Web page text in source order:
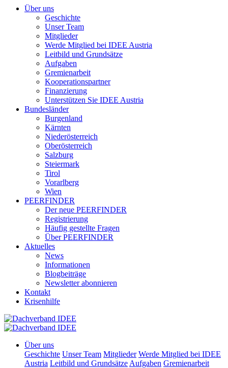
Über uns
Geschichte
Unser Team
Mitglieder
Werde Mitglied bei IDEE Austria
Leitbild und Grundsätze
Aufgaben
Gremienarbeit
Kooperationspartner
Finanzierung
Unterstützen Sie IDEE Austria
Bundesländer
Burgenland
Kärnten
Niederösterreich
Oberösterreich
Salzburg
Steiermark
Tirol
Vorarlberg
Wien
PEERFINDER
Der neue PEERFINDER
Registrierung
Häufig gestellte Fragen
Über PEERFINDER
Aktuelles
News
Informationen
Blogbeiträge
Newsletter abonnieren
Kontakt
Krisenhilfe
Über uns
Geschichte Unser Team Mitglieder Werde Mitglied bei IDEE
Austria Leitbild und Grundsätze Aufgaben Gremienarbeit